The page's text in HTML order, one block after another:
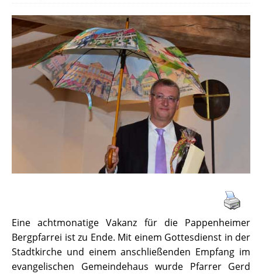
Eine achtmonatige Vakanz für die Pappenheimer
Bergpfarrei ist zu Ende. Mit einem Gottesdienst in der
Stadtkirche und einem anschließenden Empfang im
evangelischen Gemeindehaus wurde Pfarrer Gerd